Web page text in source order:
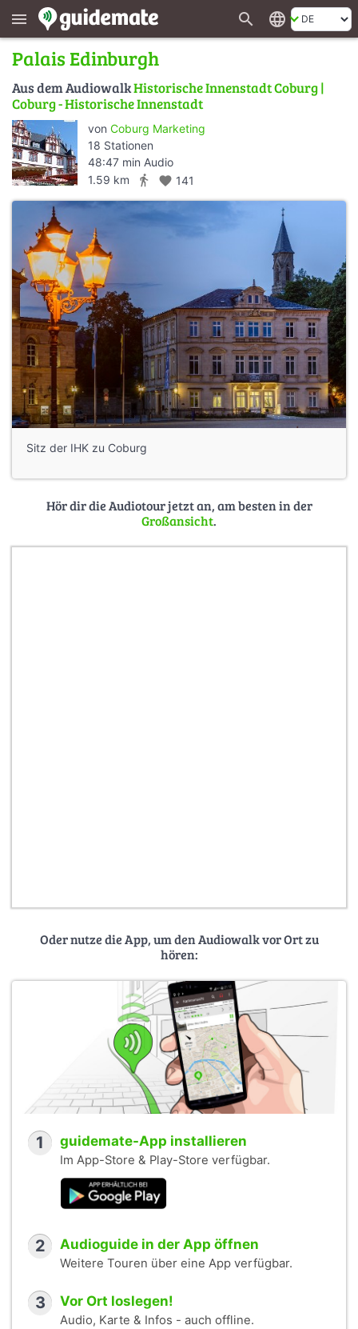
menu search language
Palais Edinburgh
Aus dem AudiowalkHistorische Innenstadt Coburg |
Coburg - Historische Innenstadt
von Coburg Marketing
18 Stationen
48:47 min Audio
1.59 km
directions_walk favorite 141
Sitz der IHK zu Coburg
Hör dir die Audiotour jetzt an, am besten in der
Großansicht.
Oder nutze die App, um den Audiowalk vor Ort zu
hören:
1 guidemate-App installieren
Im App-Store & Play-Store verfügbar.
2 Audioguide in der App öffnen
Weitere Touren über eine App verfügbar.
3 Vor Ort loslegen!
Audio, Karte & Infos - auch offline.